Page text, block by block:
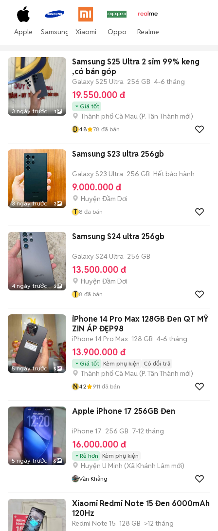
Apple Samsung Xiaomi Oppo Realme
3 ngày trước 1
Samsung S25 Ultra 2 sim 99% keng
,có bán góp
Galaxy S25 Ultra 256 GB 4-6 tháng
19.550.000 đ
Giá tốt
Thành phố Cà Mau (P. Tân Thành mới)
D4.8 78 đã bán
3 ngày trước 3
Samsung S23 ultra 256gb
Galaxy S23 Ultra 256 GB Hết bảo hành
9.000.000 đ
Huyện Đầm Dơi
T 8 đã bán
4 ngày trước 3
Samsung S24 ultra 256gb
Galaxy S24 Ultra 256 GB
13.500.000 đ
Huyện Đầm Dơi
T 8 đã bán
5 ngày trước 5
iPhone 14 Pro Max 128GB Đen QT MỸ
ZIN ÁP ĐẸP98
iPhone 14 Pro Max 128 GB 4-6 tháng
13.900.000 đ
Giá tốt Kèm phụ kiện Có đổi trả
Thành phố Cà Mau (P. Tân Thành mới)
N4.2 911 đã bán
5 ngày trước 6
Apple iPhone 17 256GB Đen
iPhone 17 256 GB 7-12 tháng
16.000.000 đ
Rẻ hơn Kèm phụ kiện
Huyện U Minh (Xã Khánh Lâm mới)
Văn Khẳng
Xiaomi Redmi Note 15 Đen 6000mAh
120Hz
Redmi Note 15 128 GB >12 tháng